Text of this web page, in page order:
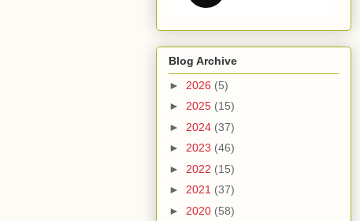
Blog Archive
► 2026 (5)
► 2025 (15)
► 2024 (37)
► 2023 (46)
► 2022 (15)
► 2021 (37)
► 2020 (58)